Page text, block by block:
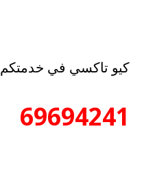
كيو تاكسي في خدمتكم
69694241